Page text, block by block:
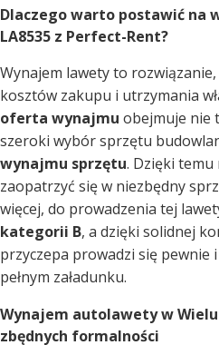
Dlaczego warto postawić na
LA8535 z Perfect-Rent?
Wynajem lawety to
kosztów zakupu i utrzymania
oferta wynajmu obejmuje nie
szeroki wybór sprzętu
wynajmu sprzętu. Dzięki
zaopatrzyć się w niezbędny
więcej, do prowadzenia tej
kategorii B, a dzięki solidnej
przyczepa prowadzi się pewnie
pełnym załadunku.
Wynajem autolawety w
zbędnych formalności